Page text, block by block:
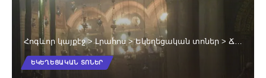
Հոգևոր կայքէջ> Լրահոս>Եկեղեցական տոներ > Ճրագալույցի մասին
ԵԿԵՂԵՑԱԿԱՆ ՏՈՆԵՐ